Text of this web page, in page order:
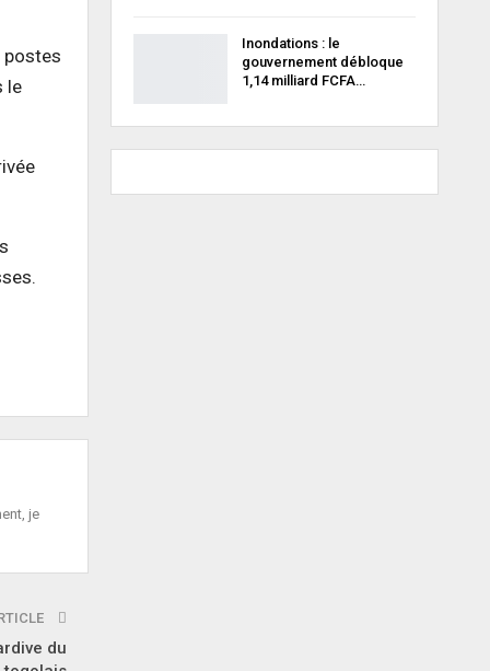
postes
le
je
du
Inondations : le
gouvernement débloque
1,14 milliard FCFA…